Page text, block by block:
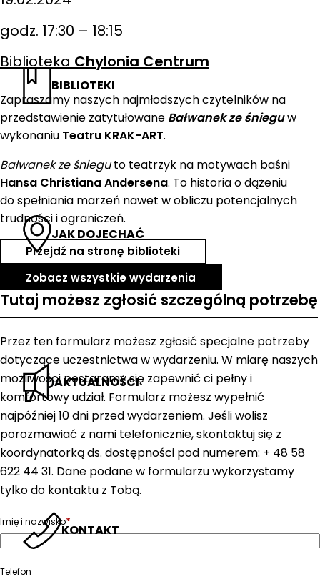
BIBLIOTEKI
JAK DOJECHAĆ
AKTUALNOŚCI
KONTAKT
godz. 17:30 – 18:15
Biblioteka Chylonia Centrum
Zapraszamy naszych najmłodszych czytelników na
przedstawienie zatytułowane Bałwanek ze śnieguw
wykonaniu Teatru KRAK-ART.
Bałwanek ze śnieguto teatrzyk na motywach baśni
Hansa Christiana Andersena. To historia o dążeniu
do spełniania marzeń nawet w obliczu potencjalnych
trudności i ograniczeń.
Przejdź na stronę biblioteki
Zobacz wszystkie wydarzenia
Tutaj możesz zgłosić szczególną potrzebę
Przez ten formularz możesz zgłosić specjalne potrzeby
dotyczące uczestnictwa w wydarzeniu. W miarę naszych
możliwości postaramy się zapewnić ci pełny i
komfortowy udział. Formularz możesz wypełnić
najpóźniej 10 dni przed wydarzeniem. Jeśli wolisz
porozmawiać z nami telefonicznie, skontaktuj się z
koordynatorką ds. dostępności pod numerem: + 48 58
622 44 31. Dane podane w formularzu wykorzystamy
tylko do kontaktu z Tobą.
Imię i nazwisko*
Telefon